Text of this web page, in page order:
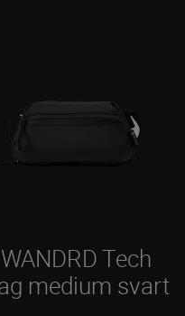
WANDRD Tech
medium svart